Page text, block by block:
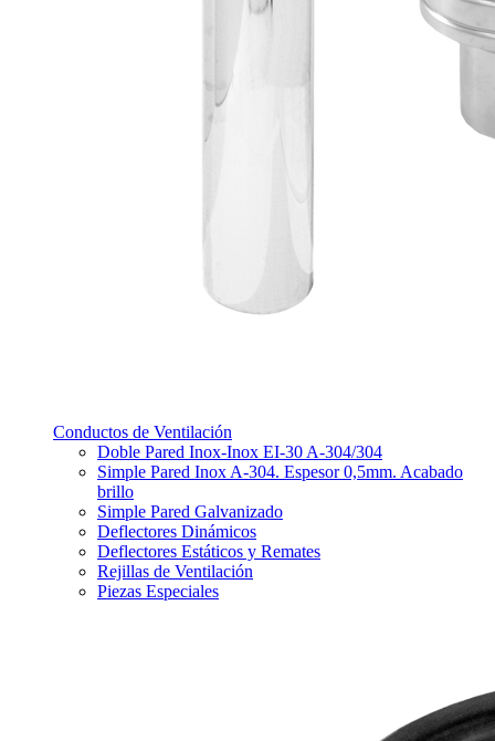
Conductos de Ventilación
Doble Pared Inox-Inox EI-30 A-304/304
Simple Pared Inox A-304. Espesor 0,5mm. Acabado
brillo
Simple Pared Galvanizado
Deflectores Dinámicos
Deflectores Estáticos y Remates
Rejillas de Ventilación
Piezas Especiales